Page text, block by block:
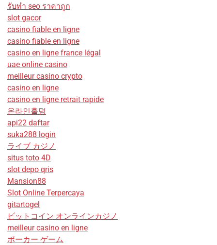
รับทํา seo ราคาถูก
slot gacor
casino fiable en ligne
casino fiable en ligne
casino en ligne france légal
uae online casino
meilleur casino crypto
casino en ligne
casino en ligne retrait rapide
온라인홀덤
api22 daftar
suka288 login
ライブ カジノ
situs toto 4D
slot depo qris
Mansion88
Slot Online Terpercaya
gitartogel
ビットコイン オンラインカジノ
meilleur casino en ligne
ポーカー ゲーム